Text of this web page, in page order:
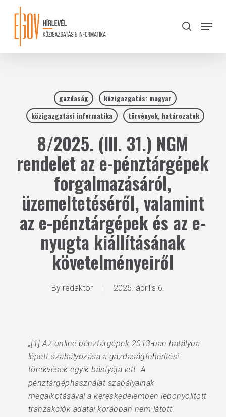
content
search
Menu
gazdaság
közigazgatás: magyar
közigazgatási informatika
törvények, határozatok
8/2025. (III. 31.) NGM
rendelet az e-pénztárgépek
forgalmazásáról,
üzemeltetéséről, valamint
az e-pénztárgépek és az e-
nyugta kiállításának
követelményeiről
By redaktor 2025. április 6.
„[1] Az online pénztárgépek 2013-ban hatályba
lépett szabályozása a gazdaságfehérítési
törekvések egyik bástyája lett. A
pénztárgéphasználat szabályainak
megalkotásával a kereskedelemben lebonyolított
tranzakciók adatai korábban nem látott
Close